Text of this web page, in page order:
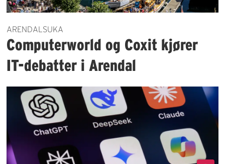
ARENDALSUKA
Computerworld og Coxit kjører
IT-debatter i Arendal